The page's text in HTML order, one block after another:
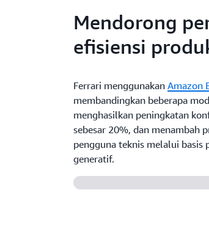
Mendorong
efisiensi
Ferrari menggunakanAmazon
membandingkan beberapa
menghasilkan peningkatan
sebesar 20%, dan menambah
pengguna teknis melalui basis
generatif.